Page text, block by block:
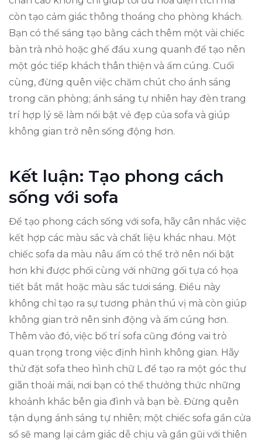
còn tạo cảm giác thông thoáng cho phòng khách.
Bạn có thể sáng tạo bằng cách thêm một vài chiếc
bàn trà nhỏ hoặc ghế đẩu xung quanh để tạo nên
một góc tiếp khách thân thiện và ấm cúng. Cuối
cùng, đừng quên việc chăm chút cho ánh sáng
trong căn phòng; ánh sáng tự nhiên hay đèn trang
trí hợp lý sẽ làm nổi bật vẻ đẹp của sofa và giúp
không gian trở nên sống động hơn.
Kết luận: Tạo phong cách
sống với sofa
Để tạo phong cách sống với sofa, hãy cân nhắc việc
kết hợp các màu sắc và chất liệu khác nhau. Một
chiếc sofa da màu nâu ấm có thể trở nên nổi bật
hơn khi được phối cùng với những gối tựa có họa
tiết bắt mắt hoặc màu sắc tươi sáng. Điều này
không chỉ tạo ra sự tương phản thú vị mà còn giúp
không gian trở nên sinh động và ấm cúng hơn.
Thêm vào đó, việc bố trí sofa cũng đóng vai trò
quan trọng trong việc định hình không gian. Hãy
thử đặt sofa theo hình chữ L để tạo ra một góc thư
giãn thoải mái, nơi bạn có thể thưởng thức những
khoảnh khắc bên gia đình và bạn bè. Đừng quên
tận dụng ánh sáng tự nhiên; một chiếc sofa gần cửa
sổ sẽ mang lại cảm giác dễ chịu và gần gũi với thiên